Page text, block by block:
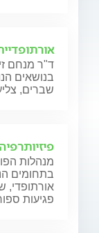
ד"ר מנחם
בנושאים
שברים,
פיזיותרפיה
מנהלות
בתחומים
אורתופדי,
פגיעות